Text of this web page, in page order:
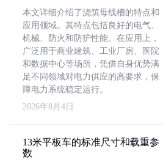
本文详细介绍了浇筑母线槽的特点和
应用领域。其特点包括良好的电气、
机械、防火和防护性能。在应用上，
广泛用于商业建筑、工业厂房、医院
和数据中心等场所，凭借自身优势满
足不同领域对电力供应的高要求，保
障电力系统稳定运行。
2026年8月4日
13米平板车的标准尺寸和载重参
数